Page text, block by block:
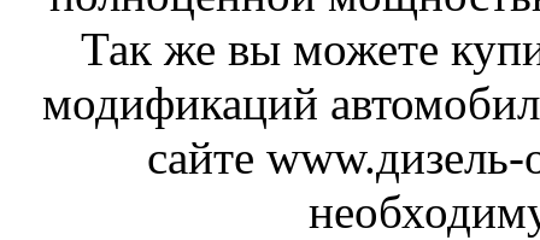
Так же вы можете
модификаций
сайте